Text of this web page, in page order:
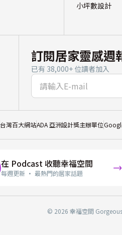
小坪數設計
訂閱居家靈感週
已有 38,000+ 位讀者加入
台灣百大網站ADA 亞洲設計獎主辦單位
在 Podcast 收聽幸福空間
每週更新 · 最熱門的居家話題
© 2026 幸福空間